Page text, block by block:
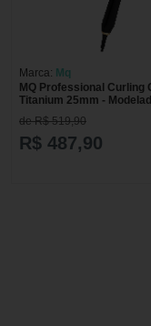
Marca: Mq
MQ Professional Curling
Titanium 25mm -
de Cachos 240g
de R$ 519,90
R$ 487,90